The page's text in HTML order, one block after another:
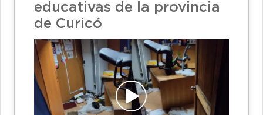
educativas de la provincia
de Curicó